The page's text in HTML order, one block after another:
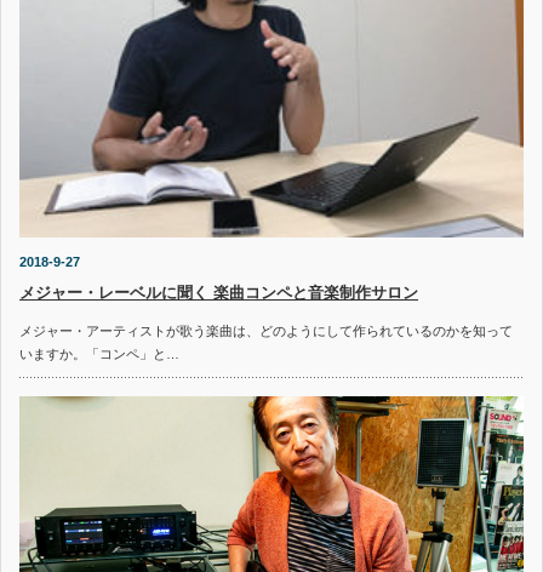
2018-9-27
メジャー・レーベルに聞く 楽曲コンペと音楽制作サロン
メジャー・アーティストが歌う楽曲は、どのようにして作られているのかを知って
いますか。「コンペ」と…